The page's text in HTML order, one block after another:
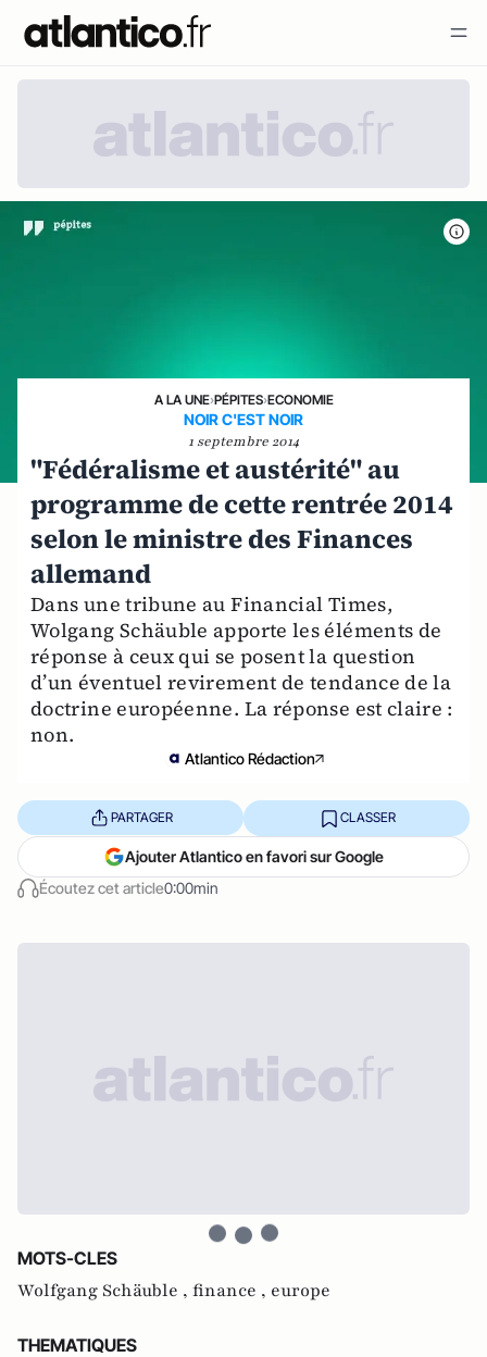
A LA UNE›PÉPITES›ECONOMIE
NOIR C'EST NOIR
1 septembre 2014
"Fédéralisme et austérité" au
programme de cette rentrée 2014
selon le ministre des Finances
allemand
Dans une tribune au Financial Times,
Wolgang Schäuble apporte les éléments de
réponse à ceux qui se posent la question
d’un éventuel revirement de tendance de la
doctrine européenne. La réponse est claire :
non.
Atlantico Rédaction
Écoutez cet article0:00min
PARTAGER CLASSER
Ajouter Atlantico en favori sur Google
MOTS-CLES
Wolfgang Schäuble , finance , europe
THEMATIQUES